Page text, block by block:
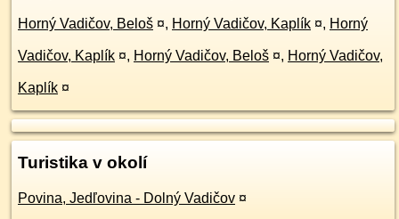
Horný Vadičov, Beloš ¤, Horný Vadičov, Kaplík ¤, Horný
Vadičov, Kaplík ¤, Horný Vadičov, Beloš ¤, Horný Vadičov,
Kaplík ¤
Turistika v okolí
Povina, Jedľovina - Dolný Vadičov ¤